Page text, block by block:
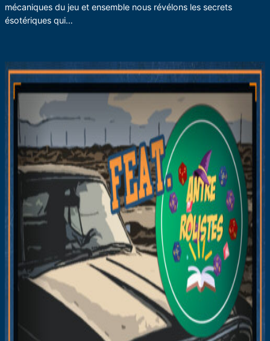
mécaniques du jeu et ensemble nous révélons les secrets
ésotériques qui…